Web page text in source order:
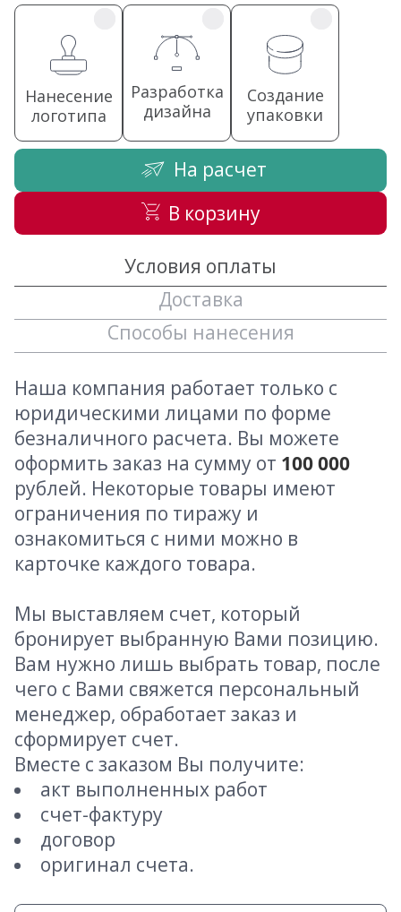
Нанесение
логотипа
Разработка
дизайна
Создание
упаковки
На расчет
В корзину
Условия оплаты
Доставка
Способы нанесения
Наша компания работает только с
юридическими лицами по форме
безналичного расчета. Вы можете
оформить заказ на сумму от 100 000
рублей. Некоторые товары имеют
ограничения по тиражу и
ознакомиться с ними можно в
карточке каждого товара.
Мы выставляем счет, который
бронирует выбранную Вами позицию.
Вам нужно лишь выбрать товар, после
чего с Вами свяжется персональный
менеджер, обработает заказ и
сформирует счет.
Вместе с заказом Вы получите:
акт выполненных работ
счет-фактуру
договор
оригинал счета.